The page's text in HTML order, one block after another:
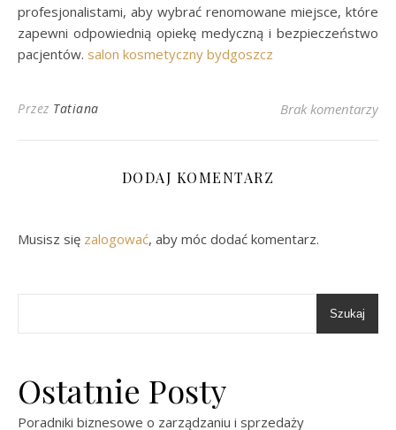
profesjonalistami, aby wybrać renomowane miejsce, które
zapewni odpowiednią opiekę medyczną i bezpieczeństwo
pacjentów. salon kosmetyczny bydgoszcz
Przez Tatiana Brak komentarzy
DODAJ KOMENTARZ
Musisz się zalogować, aby móc dodać komentarz.
Szukaj
Ostatnie Posty
Poradniki biznesowe o zarządzaniu i sprzedaży